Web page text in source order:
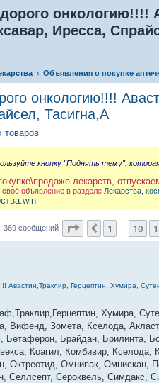
онкологию!!!!
Иресса,
Объявления о покупке
онкологию!!!!
Тасигна,А
товаров
кнопку "Поднять тему",
лекарств,
объявление в разделе Лекарства,
369 сообщений Страница 12из
Пред.
1 10
Авастин,Траклир, Герцептин, Хумира,
Хумира,
Вифенд, Зомета, Кселода,
Бетаферон, Брайдан, Брилинта,
Коагил, Комбивир,
Октреотид, Омнипак, Омнискан,
Селлсепт, Сероквель, Симдакс,